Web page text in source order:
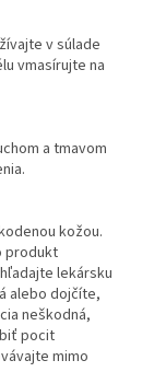
v súlade
vmasírujte na
a tmavom
kožou.
produkt
lekársku
alebo dojčíte,
neškodná,
pocit
mimo